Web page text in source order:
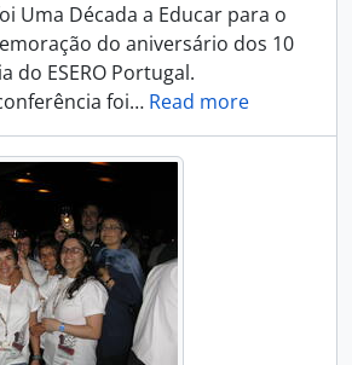
Uma Década a Educar para o
do aniversário dos 10
do ESERO Portugal.
foi… Read more